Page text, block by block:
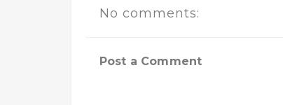
No comments:
Post a Comment